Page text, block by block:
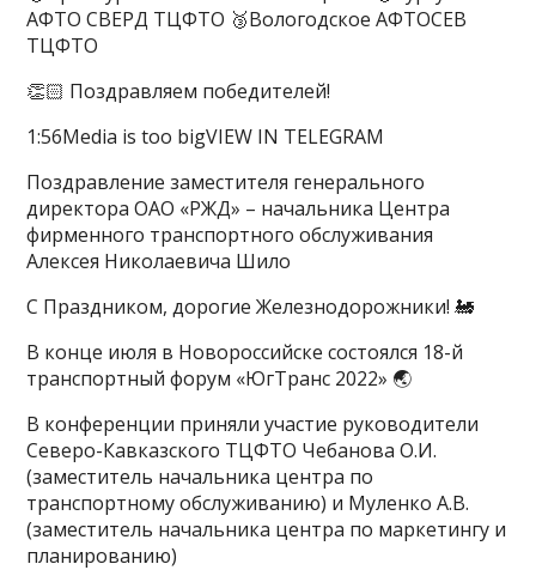
АФТО СВЕРД ТЦФТО 🥉Вологодское АФТОСЕВ
ТЦФТО
👏🏻 Поздравляем победителей!
1:56Media is too bigVIEW IN TELEGRAM
Поздравление заместителя генерального
директора ОАО «РЖД» – начальника Центра
фирменного транспортного обслуживания
Алексея Николаевича Шило
С Праздником, дорогие Железнодорожники! 🚂
В конце июля в Новороссийске состоялся 18-й
транспортный форум «ЮгТранс 2022» 🌏
В конференции приняли участие руководители
Северо-Кавказского ТЦФТО Чебанова О.И.
(заместитель начальника центра по
транспортному обслуживанию) и Муленко А.В.
(заместитель начальника центра по маркетингу и
планированию)